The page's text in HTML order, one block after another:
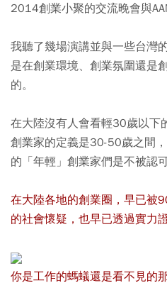
2014創業小聚的交流晚會與
我聽了幾場演講並與一些台灣
是在創業環境、創業氛圍還是
的。
在大陸沒有人會看輕30歲以下
創業家的定義是30-50歲之間
的「年輕」創業家們是不被認可
在大陸各地的創業圈，早已被
的社會懷疑，也早已透過實力
你是工作的螞蟻還是看不見的